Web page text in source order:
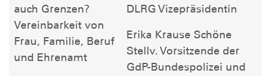
auch Grenzen?
Vereinbarkeit von
Frau, Familie, Beruf
und Ehrenamt
DLRG Vizepräsidentin
Erika Krause Schöne
Stellv. Vorsitzende der
GdP-Bundespolizei und